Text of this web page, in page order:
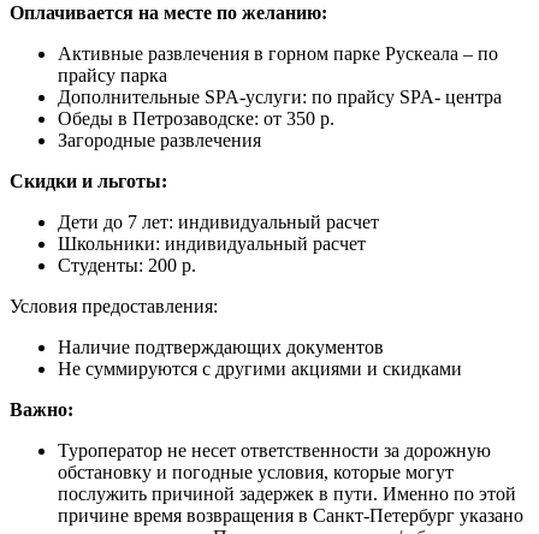
Оплачивается на месте по желанию:
Активные развлечения в горном парке Рускеала – по
прайсу парка
Дополнительные SPA-услуги: по прайсу SPA- центра
Обеды в Петрозаводске: от 350 р.
Загородные развлечения
Скидки и льготы:
Дети до 7 лет: индивидуальный расчет
Школьники: индивидуальный расчет
Студенты: 200 р.
Условия предоставления:
Наличие подтверждающих документов
Не суммируются с другими акциями и скидками
Важно:
Туроператор не несет ответственности за дорожную
обстановку и погодные условия, которые могут
послужить причиной задержек в пути. Именно по этой
причине время возвращения в Санкт-Петербург указано